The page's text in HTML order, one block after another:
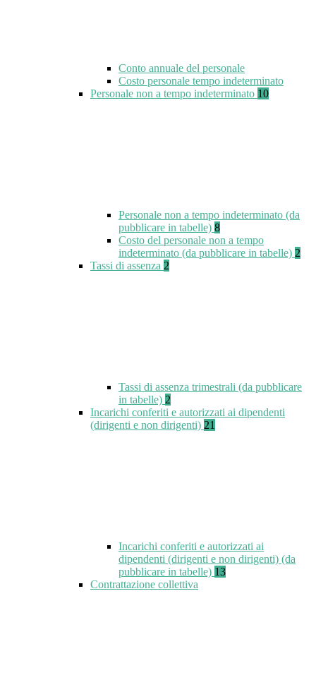
Conto annuale del personale
Costo personale tempo indeterminato
Personale non a tempo indeterminato 10
Personale non a tempo indeterminato (da
pubblicare in tabelle) 8
Costo del personale non a tempo
indeterminato (da pubblicare in tabelle) 2
Tassi di assenza 2
Tassi di assenza trimestrali (da pubblicare
in tabelle) 2
Incarichi conferiti e autorizzati ai dipendenti
(dirigenti e non dirigenti) 21
Incarichi conferiti e autorizzati ai
dipendenti (dirigenti e non dirigenti) (da
pubblicare in tabelle) 13
Contrattazione collettiva